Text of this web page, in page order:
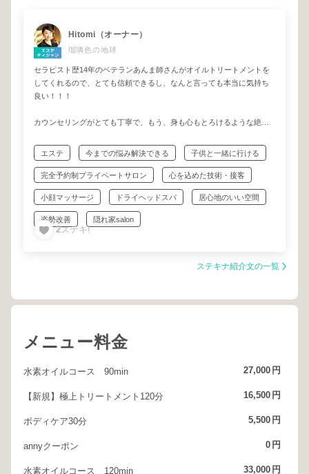
Hitomi（オーナー）
瑠璃色の地球
セラピスト歴14年のベテランあんま師さんがオイルトリートメントを
してくれるので、とても信頼できるし、なんと言っても本当に気持ち
良い！！！
カウンセリングがとても丁寧で、もう、身も心もとろけるような絶妙
施術後の、羽が生えたように軽い体に驚き！！！ずっと辛かった肩こ
りもほぐれました。
サロンの雰囲気も良く、波音とともに個室でリラックスできてとても
幸せな時間を過ごせます╰(*´︶`*)╯♡
エステ 今までの悩み解決できる 子供と一緒に行ける
完全予約制プライベートサロン 心を込めた技術・接客
小顔マッサージ ドライヘッドスパ 居心地のいい空間
姿勢改善 隠れ家salon
2ステキ!
ステキナ紹介文の一覧
メニュー料金
水素オイルコース 90min 27,000 円
【新規】極上トリートメント120分 16,500 円
ボディケア30分 5,500 円
annyクーポン 0 円
水素オイルコース 120min 33,000 円